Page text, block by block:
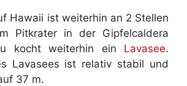
Hawaii ist weiterhin an 2 Stellen
Pitkrater in der Gipfelcaldera
kocht weiterhin ein Lavasee.
Lavasees ist relativ stabil und
37 m.